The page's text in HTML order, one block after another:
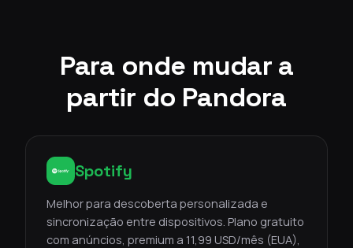
Para onde mudar a
partir do Pandora
Spotify
Melhor para descoberta personalizada e
sincronização entre dispositivos. Plano gratuito
com anúncios, premium a 11,99 USD/mês (EUA),